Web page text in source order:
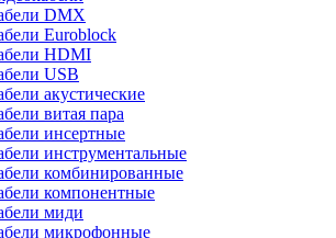
DMX
Euroblock
HDMI
USB
акустические
витая пара
инсертные
инструментальные
комбинированные
компонентные
миди
микрофонные